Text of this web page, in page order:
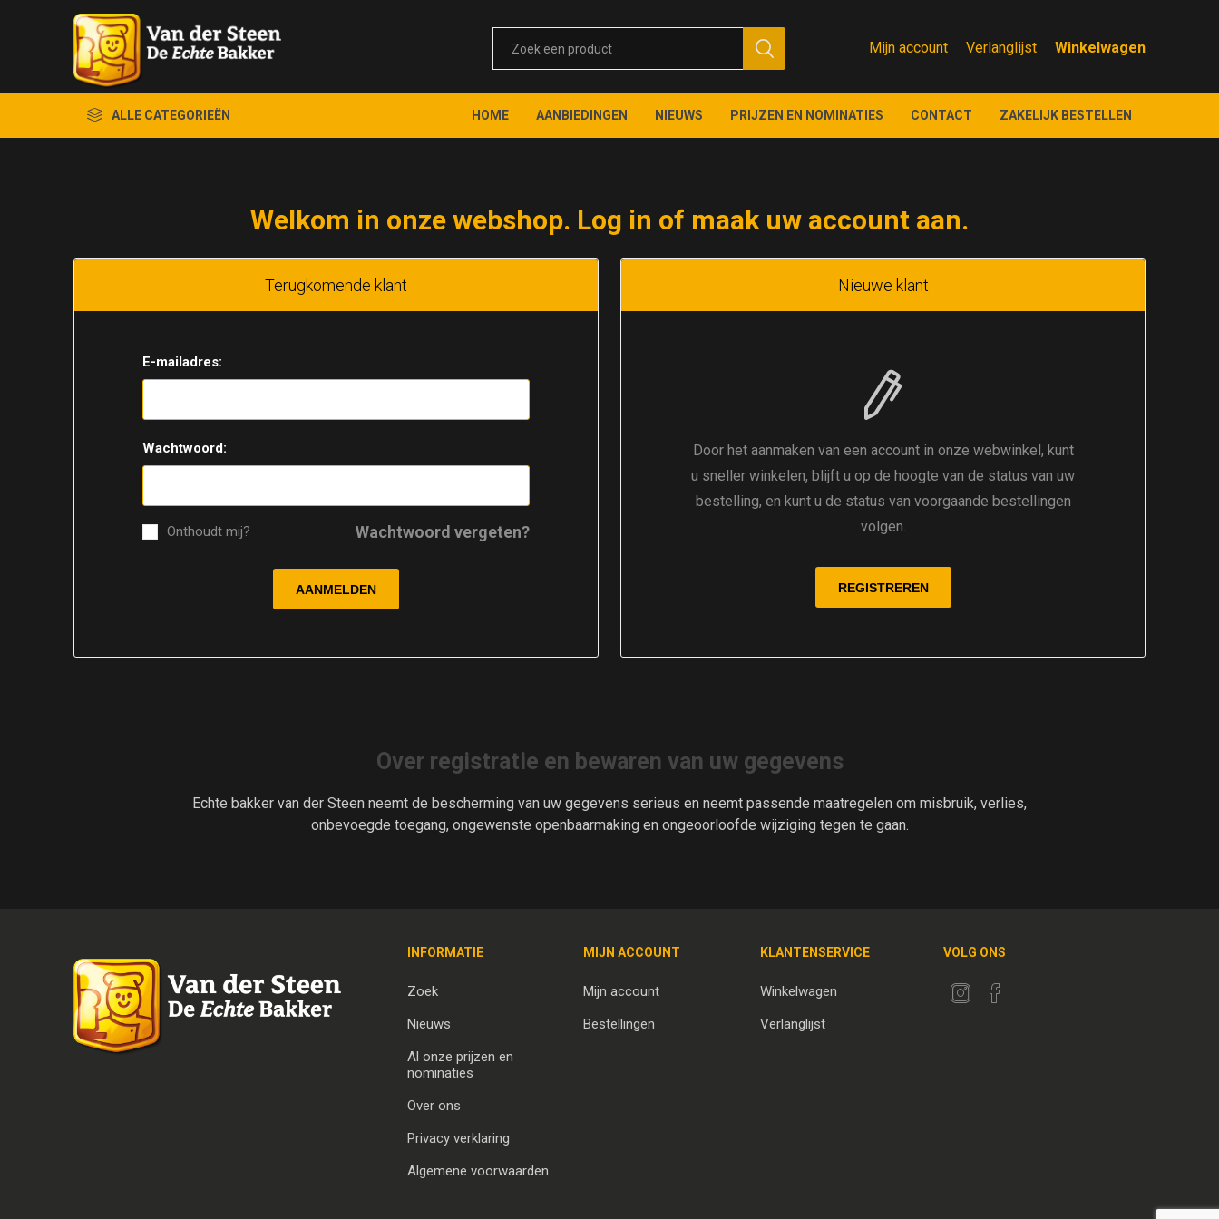
Mijn account Verlanglijst
ALLE CATEGORIEËN HOME AANBIEDINGEN NIEUWS PRIJZEN EN NOMINATIES CONTACT ZAKELIJK BESTELLEN
Welkom in onze webshop. Log in of maak uw account aan.
Nieuwe klant
Door het aanmaken van een account in onze webwinkel, kunt
u sneller winkelen, blijft u op de hoogte van de status van uw
bestelling, en kunt u de status van voorgaande bestellingen
volgen.
Terugkomende klant
E-mailadres:
Wachtwoord:
Wachtwoord vergeten?
Onthoudt mij?
Over registratie en bewaren van uw gegevens
Echte bakker van der Steen neemt de bescherming van uw gegevens serieus en neemt passende maatregelen om misbruik, verlies,
onbevoegde toegang, ongewenste openbaarmaking en ongeoorloofde wijziging tegen te gaan.
INFORMATIE
Zoek
Nieuws
Al onze prijzen en
nominaties
Over ons
Privacy verklaring
Algemene voorwaarden
MIJN ACCOUNT
Mijn account
Bestellingen
KLANTENSERVICE
Winkelwagen
Verlanglijst
VOLG ONS